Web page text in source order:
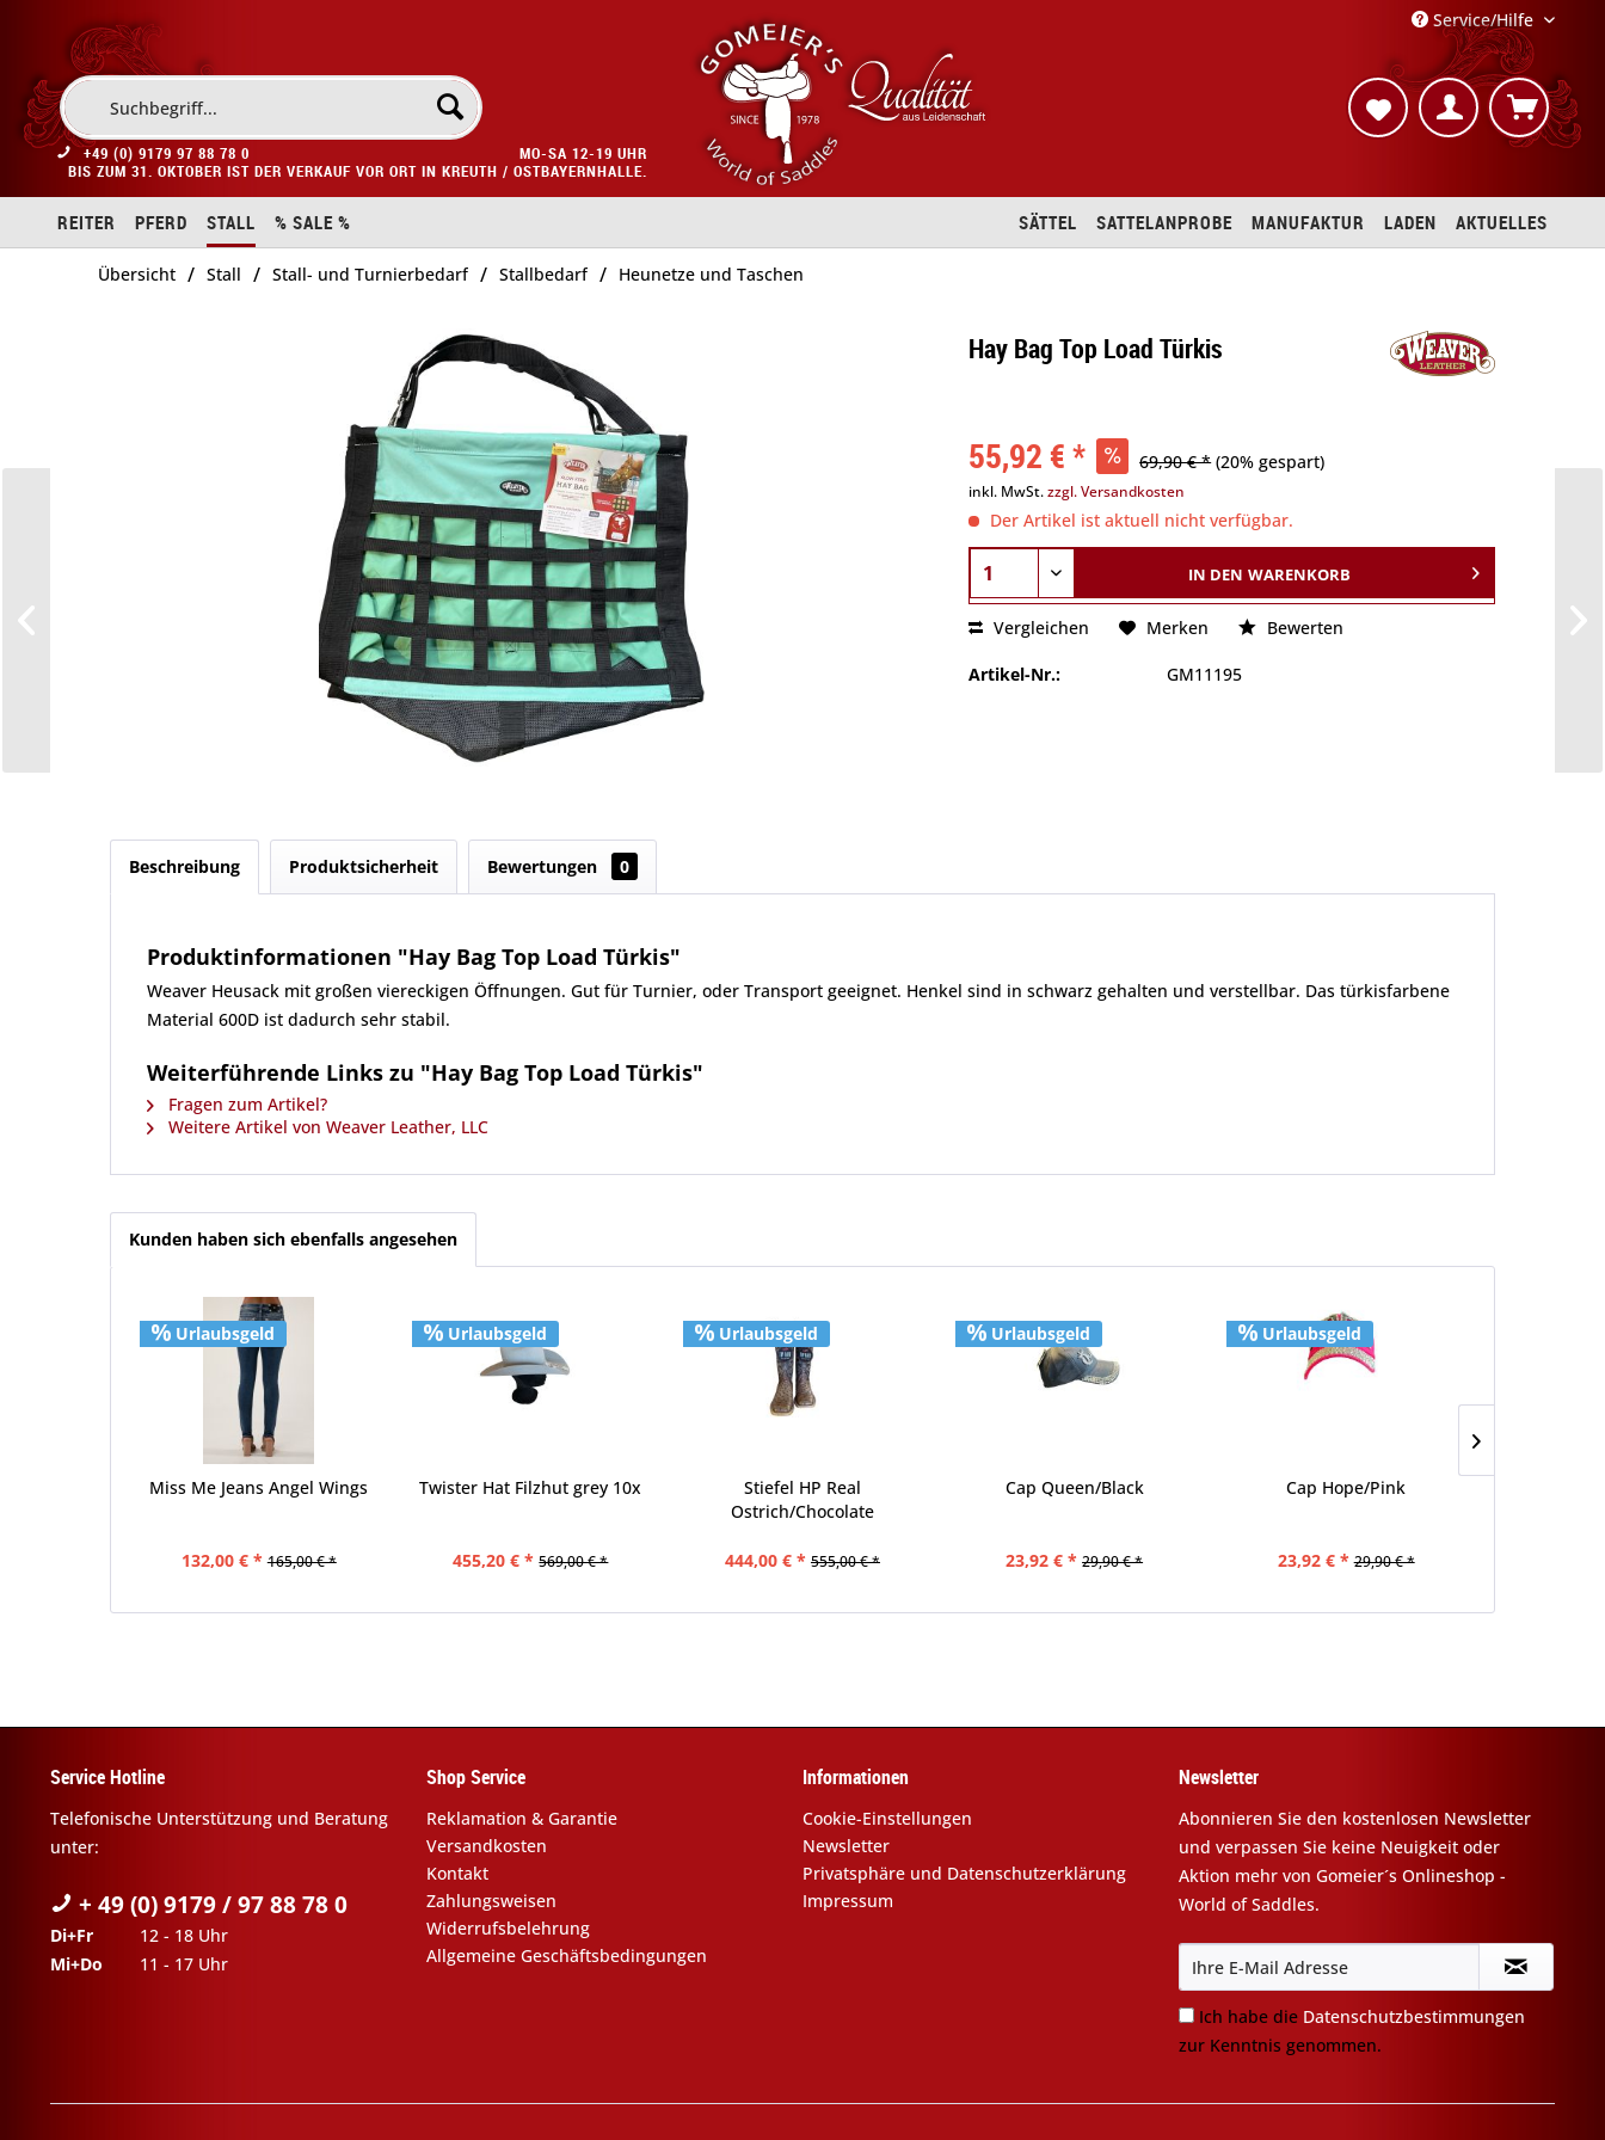
Service/Hilfe
+49 (0) 9179 97 88 78 0
MO-SA 12-19 UHR
BIS ZUM 31. OKTOBER IST DER VERKAUF VOR ORT IN KREUTH / OSTBAYERNHALLE.
REITER PFERD STALL % SALE % AKTUELLES
LADEN
MANUFAKTUR
SATTELANPROBE
SÄTTEL
Übersicht / Stall / Stall- und Turnierbedarf / Stallbedarf / Heunetze und Taschen
Hay Bag Top Load Türkis
55,92 € * 69,90 € * (20% gespart)
inkl. MwSt.zzgl. Versandkosten
Der Artikel ist aktuell nicht verfügbar.
IN DEN WARENKORB
Vergleichen Merken Bewerten
Artikel-Nr.: GM11195
Beschreibung Produktsicherheit Bewertungen 0
Produktinformationen "Hay Bag Top Load Türkis"
Weaver Heusack mit großen viereckigen Öffnungen. Gut für Turnier, oder Transport geeignet. Henkel sind in schwarz gehalten und verstellbar. Das türkisfarbene
Material 600D ist dadurch sehr stabil.
Weiterführende Links zu "Hay Bag Top Load Türkis"
Fragen zum Artikel?
Weitere Artikel von Weaver Leather, LLC
Kunden haben sich ebenfalls angesehen
Urlaubsgeld
Miss Me Jeans Angel Wings
132,00 € * 165,00 € *
Urlaubsgeld
Twister Hat Filzhut grey 10x
455,20 € * 569,00 € *
Urlaubsgeld
Stiefel HP Real
Ostrich/Chocolate
444,00 € * 555,00 € *
Urlaubsgeld
Cap Queen/Black
23,92 € * 29,90 € *
Urlaubsgeld
Cap Hope/Pink
23,92 € * 29,90 € *
Service Hotline
Telefonische Unterstützung und Beratung
unter:
+ 49 (0) 9179 / 97 88 78 0
Di+Fr
12 - 18 Uhr
Mi+Do
11 - 17 Uhr
Shop Service
Reklamation & Garantie
Versandkosten
Kontakt
Zahlungsweisen
Widerrufsbelehrung
Allgemeine Geschäftsbedingungen
Informationen
Cookie-Einstellungen
Newsletter
Privatsphäre und Datenschutzerklärung
Impressum
Newsletter
Abonnieren Sie den kostenlosen Newsletter
und verpassen Sie keine Neuigkeit oder
Aktion mehr von Gomeier´s Onlineshop -
World of Saddles.
Ich habe die Datenschutzbestimmungen
zur Kenntnis genommen.